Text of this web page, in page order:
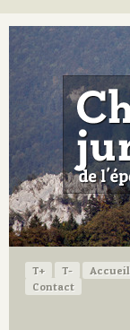
T+ T-
Accueil
Contact